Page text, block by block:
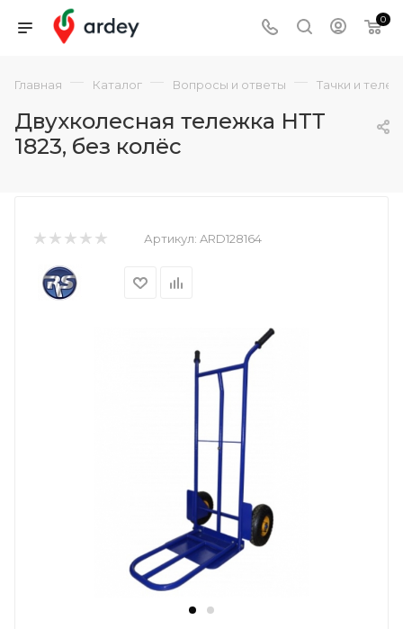
0
Главная — Каталог — Вопросы и ответы — Тачки и
Двухколесная тележка НТТ
1823, без колёс
Артикул: ARD128164